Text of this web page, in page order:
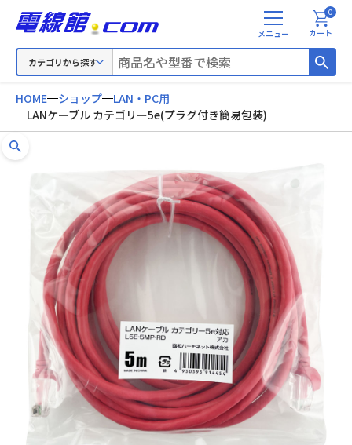
カテゴリから探す
メ
ニ
カート
0
HOME ショップ
LAN・PC用
LANケーブル カテゴリー5e(プラグ付き簡易包装)